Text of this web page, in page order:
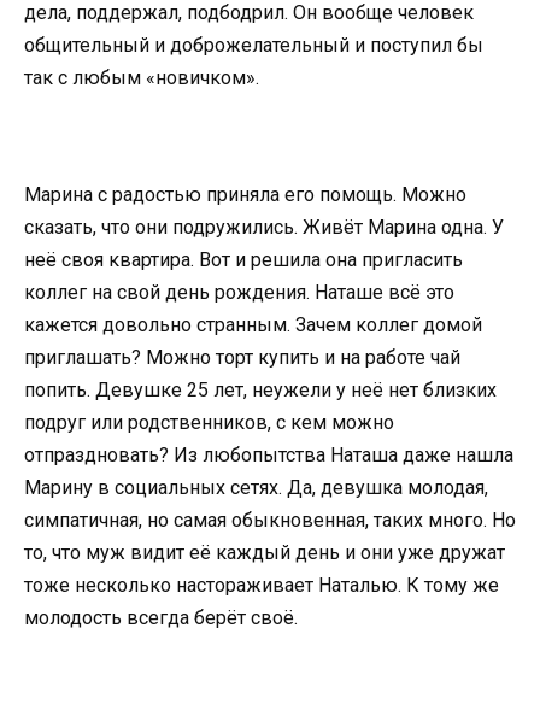
дела, поддержал, подбодрил. Он вообще человек
общительный и доброжелательный и поступил бы
так с любым «новичком».
Марина с радостью приняла его помощь. Можно
сказать, что они подружились. Живёт Марина одна. У
неё своя квартира. Вот и решила она пригласить
коллег на свой день рождения. Наташе всё это
кажется довольно странным. Зачем коллег домой
приглашать? Можно торт купить и на работе чай
попить. Девушке 25 лет, неужели у неё нет близких
подруг или родственников, с кем можно
отпраздновать? Из любопытства Наташа даже нашла
Марину в социальных сетях. Да, девушка молодая,
симпатичная, но самая обыкновенная, таких много. Но
то, что муж видит её каждый день и они уже дружат
тоже несколько настораживает Наталью. К тому же
молодость всегда берёт своё.